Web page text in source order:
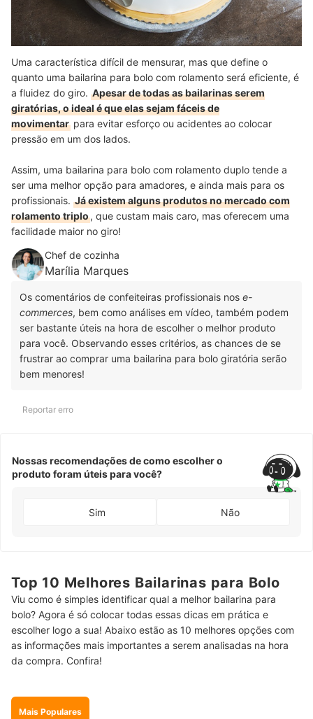
Uma característica difícil de mensurar, mas que define o
quanto uma bailarina para bolo com rolamento será eficiente, é
a fluidez do giro. Apesar de todas as bailarinas serem
giratórias, o ideal é que elas sejam fáceis de
movimentar para evitar esforço ou acidentes ao colocar
pressão em um dos lados.
Assim, uma bailarina para bolo com rolamento duplo tende a
ser uma melhor opção para amadores, e ainda mais para os
profissionais. Já existem alguns produtos no mercado com
rolamento triplo, que custam mais caro, mas oferecem uma
facilidade maior no giro!
Chef de cozinha
Marília Marques
Os comentários de confeiteiras profissionais nos e-
commerces, bem como análises em vídeo, também podem
ser bastante úteis na hora de escolher o melhor produto
para você. Observando esses critérios, as chances de se
frustrar ao comprar uma bailarina para bolo giratória serão
bem menores!
Reportar erro
Nossas recomendações de como escolher o
produto foram úteis para você?
Sim Não
Top 10 Melhores Bailarinas para Bolo
Viu como é simples identificar qual a melhor bailarina para
bolo? Agora é só colocar todas essas dicas em prática e
escolher logo a sua! Abaixo estão as 10 melhores opções com
as informações mais importantes a serem analisadas na hora
da compra. Confira!
Mais Populares